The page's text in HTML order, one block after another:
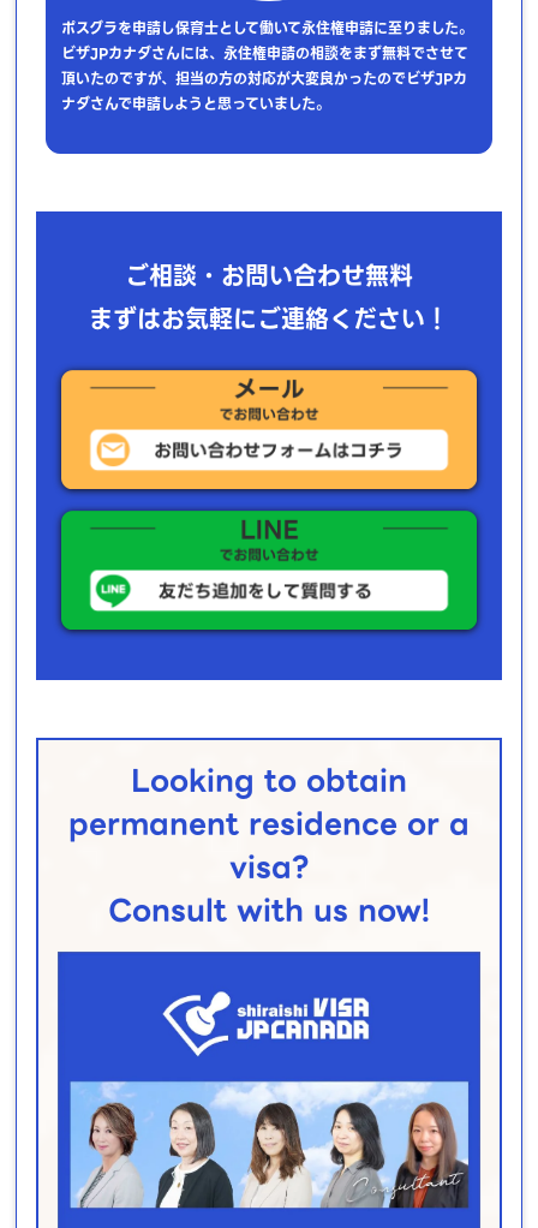
ポスグラを申請し保育士として働いて永住権申請に至りました。
ビザJPカナダさんには、永住権申請の相談をまず無料でさせて
頂いたのですが、担当の方の対応が大変良かったのでビザJPカ
ナダさんで申請しようと思っていました。
ご相談・お問い合わせ無料
まずはお気軽にご連絡ください！
Looking to obtain
permanent residence or a
visa?
Consult with us now!